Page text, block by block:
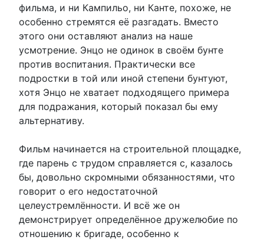
фильма, и ни Кампильо, ни Канте, похоже, не
особенно стремятся её разгадать. Вместо
этого они оставляют анализ на наше
усмотрение. Энцо не одинок в своём бунте
против воспитания. Практически все
подростки в той или иной степени бунтуют,
хотя Энцо не хватает подходящего примера
для подражания, который показал бы ему
альтернативу.
Фильм начинается на строительной площадке,
где парень с трудом справляется с, казалось
бы, довольно скромными обязанностями, что
говорит о его недостаточной
целеустремлённости. И всё же он
демонстрирует определённое дружелюбие по
отношению к бригаде, особенно к